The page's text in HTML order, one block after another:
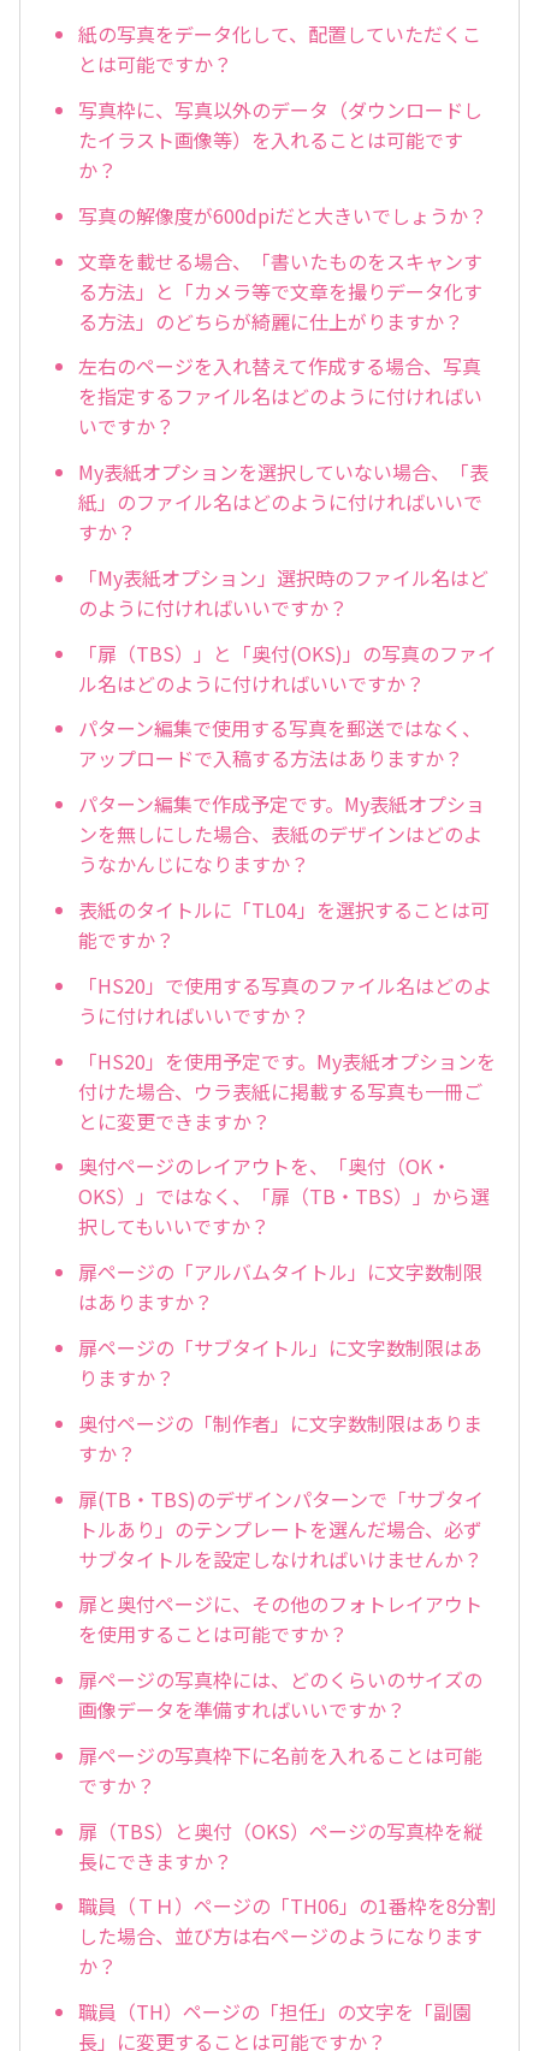
紙の写真をデータ化して、配置していただくこ
とは可能ですか？
写真枠に、写真以外のデータ（ダウンロードし
たイラスト画像等）を入れることは可能です
か？
写真の解像度が600dpiだと大きいでしょうか？
文章を載せる場合、「書いたものをスキャンす
る方法」と「カメラ等で文章を撮りデータ化す
る方法」のどちらが綺麗に仕上がりますか？
左右のページを入れ替えて作成する場合、写真
を指定するファイル名はどのように付ければい
いですか？
My表紙オプションを選択していない場合、「表
紙」のファイル名はどのように付ければいいで
すか？
「My表紙オプション」選択時のファイル名はど
のように付ければいいですか？
「扉（TBS）」と「奥付(OKS)」の写真のファイ
ル名はどのように付ければいいですか？
パターン編集で使用する写真を郵送ではなく、
アップロードで入稿する方法はありますか？
パターン編集で作成予定です。My表紙オプショ
ンを無しにした場合、表紙のデザインはどのよ
うなかんじになりますか？
表紙のタイトルに「TL04」を選択することは可
能ですか？
「HS20」で使用する写真のファイル名はどのよ
うに付ければいいですか？
「HS20」を使用予定です。My表紙オプションを
付けた場合、ウラ表紙に掲載する写真も一冊ご
とに変更できますか？
奥付ページのレイアウトを、「奥付（OK・
OKS）」ではなく、「扉（TB・TBS）」から選
択してもいいですか？
扉ページの「アルバムタイトル」に文字数制限
はありますか？
扉ページの「サブタイトル」に文字数制限はあ
りますか？
奥付ページの「制作者」に文字数制限はありま
すか？
扉(TB・TBS)のデザインパターンで「サブタイ
トルあり」のテンプレートを選んだ場合、必ず
サブタイトルを設定しなければいけませんか？
扉と奥付ページに、その他のフォトレイアウト
を使用することは可能ですか？
扉ページの写真枠には、どのくらいのサイズの
画像データを準備すればいいですか？
扉ページの写真枠下に名前を入れることは可能
ですか？
扉（TBS）と奥付（OKS）ページの写真枠を縦
長にできますか？
職員（ＴＨ）ページの「TH06」の1番枠を8分割
した場合、並び方は右ページのようになります
か？
職員（TH）ページの「担任」の文字を「副園
長」に変更することは可能ですか？